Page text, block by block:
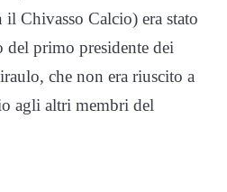
Chivasso Calcio) era stato
del primo presidente dei
che non era riuscito a
agli altri membri del